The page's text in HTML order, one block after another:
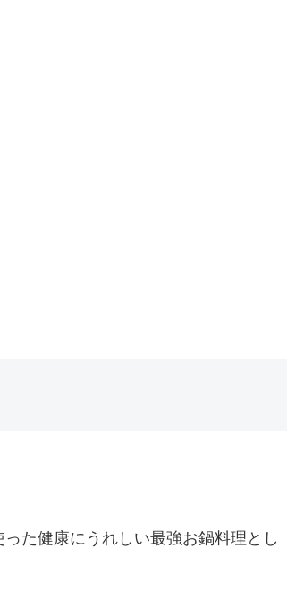
た健康にうれしい最強お鍋料理とし